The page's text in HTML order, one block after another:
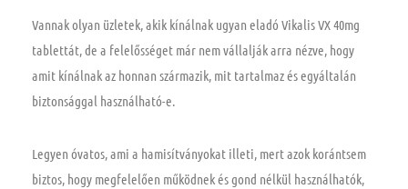
Vannak olyan üzletek, akik kínálnak ugyan eladó Vikalis VX 40mg
tablettát, de a felelősséget már nem vállalják arra nézve, hogy
amit kínálnak az honnan származik, mit tartalmaz és egyáltalán
biztonsággal használható-e.
Legyen óvatos, ami a hamisítványokat illeti, mert azok korántsem
biztos, hogy megfelelően működnek és gond nélkül használhatók,